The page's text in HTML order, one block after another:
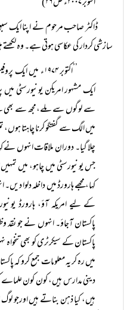
ڈاکٹر صاحب مرحوم نے اپنا ایک
سازشی کردار کی عکاسی ہوتی ہے۔ وہ
’’اکتوبر ۱۹۷۴ء
ایک مشہور امریکن یونیورسٹی
سے لوگوں سے ملے،مجھ سے بھی
میں الگ سے گفتگو کرنا چاہتا
چلا گیا۔ دوران ملاقات انہوں
جس یونیورسٹی میں چاہو، میں
کہا، مجھے ہارورڈ میں داخلہ
کے لیے امریکہ آؤ، ہارورڈ
پاکستان آجاؤ۔ انہوں نے جو نقد
پاکستان کے سیکرٹری کو بھی
میں رہ کر یہ معلومات جمع کرو کہ
دینی مدارس ہیں، کون کون علماے
ہیں، کیا ذہن بناتے ہیں اورجو